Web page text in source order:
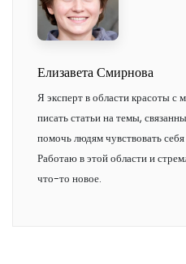
Елизавета Смирнова
Я эксперт в области красоты
писать статьи на темы,
помочь людям чувствовать
Работаю в этой области и
что-то новое.